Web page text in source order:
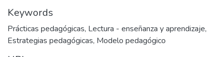
Keywords
Prácticas pedagógicas, Lectura - enseñanza y aprendizaje,
Estrategias pedagógicas, Modelo pedagógico